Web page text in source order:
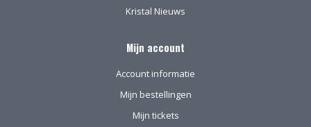
Kristal Nieuws
Mijn account
Account informatie
Mijn bestellingen
Mijn tickets